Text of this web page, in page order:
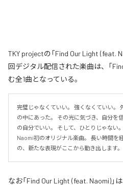
TKY projectの「Find Our Light (feat.
回デジタル配信された楽曲は、「
む全1曲となっている。
完璧じゃなくていい。 強くなくていい。
の中にあった。 その光に気づき、自分を
の自分でいい。 そして、ひとりじゃない
Naomi初のオリジナル楽曲。 長い時間を
の、新たな表現がここから動き出します。
なお「Find Our Light (feat. Naomi)」は